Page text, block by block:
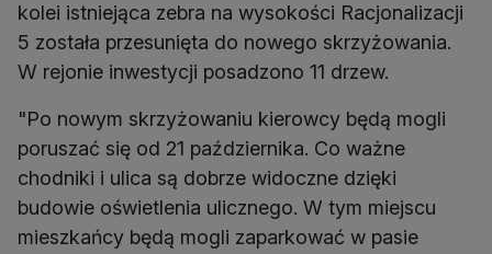
kolei istniejąca zebra na wysokości Racjonalizacji
5 została przesunięta do nowego skrzyżowania.
W rejonie inwestycji posadzono 11 drzew.
"Po nowym skrzyżowaniu kierowcy będą mogli
poruszać się od 21 października. Co ważne
chodniki i ulica są dobrze widoczne dzięki
budowie oświetlenia ulicznego. W tym miejscu
mieszkańcy będą mogli zaparkować w pasie